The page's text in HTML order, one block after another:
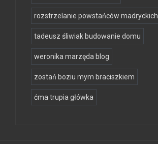
rozstrzelanie powstańców madryckich
tadeusz śliwiak budowanie domu
weronika marzęda blog
zostań boziu mym braciszkiem
ćma trupia główka